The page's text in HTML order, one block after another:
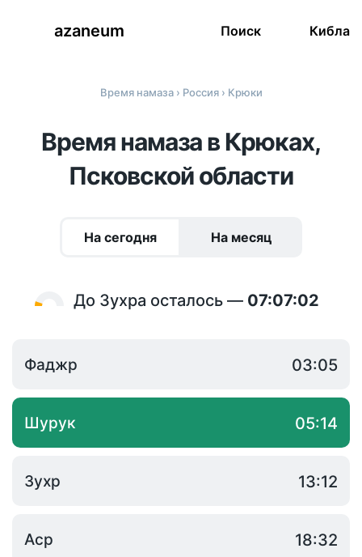
azaneum Поиск Кибла
Время намаза› Россия› Крюки
Время намаза в Крюках,
Псковской области
На сегодня На месяц
До Зухра осталось — 07:07:02
Фаджр 03:05
Шурук 05:14
Зухр 13:12
Аср 18:32